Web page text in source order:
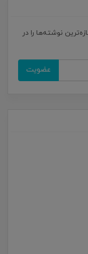
نوشته‌ها را در
عضویت